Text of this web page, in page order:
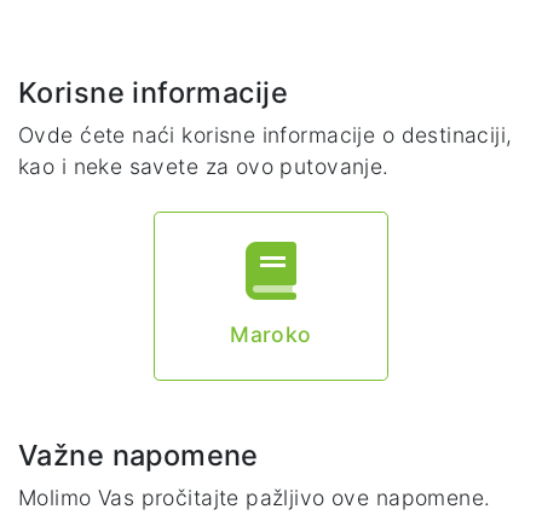
Korisne informacije
Ovde ćete naći korisne informacije o destinaciji,
kao i neke savete za ovo putovanje.
Maroko
Važne napomene
Molimo Vas pročitajte pažljivo ove napomene.